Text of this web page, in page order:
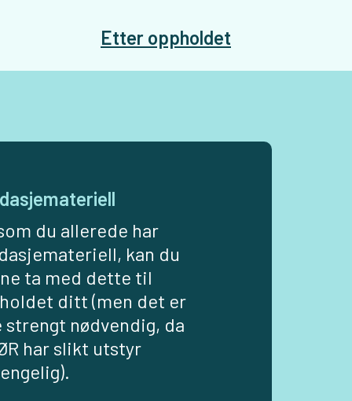
Etter oppholdet
du allerede har
kan du
ta med dette til
ditt (men det er
strengt nødvendig, da
har slikt utstyr